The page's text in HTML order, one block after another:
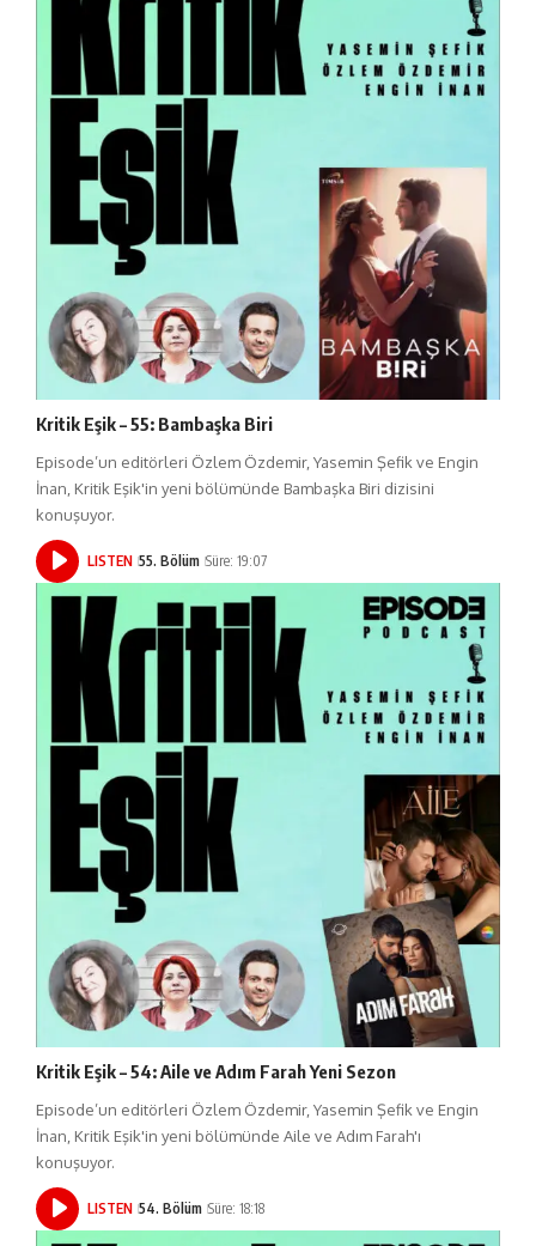
Kritik Eşik – 55: Bambaşka Biri
Episode’un editörleri Özlem Özdemir, Yasemin Şefik ve Engin
İnan, Kritik Eşik'in yeni bölümünde Bambaşka Biri dizisini
konuşuyor.
LISTEN 55. Bölüm Süre: 19:07
Kritik Eşik – 54: Aile ve Adım Farah Yeni Sezon
Episode’un editörleri Özlem Özdemir, Yasemin Şefik ve Engin
İnan, Kritik Eşik'in yeni bölümünde Aile ve Adım Farah'ı
konuşuyor.
LISTEN 54. Bölüm Süre: 18:18